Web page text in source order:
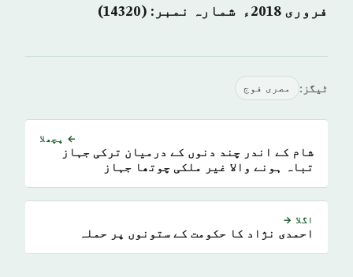
فروری 2018ء شمارہ نمبر: (14320)
ٹیگز: مصری فوج
← پچھلا
شام کے اندر چند دنوں کے درمیان ترکی جہاز
تباہ ہونے والا غیر ملکی چوتھا جہاز
اگلا →
احمدی نژاد کا حکومت کے ستونوں پر حملہ